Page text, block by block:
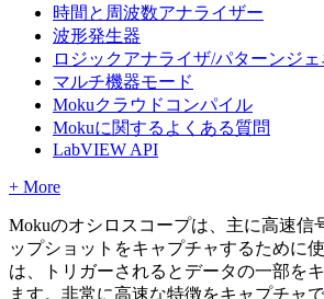
時間と周波数アナライザー
波形発生器
ロジックアナライザ/パターンジ
マルチ機器モード
Mokuクラウドコンパイル
Mokuに関するよくある質問
LabVIEW API
+ More
Mokuのオシロスコープは、主に高速信
ップショットをキャプチャするために
は、トリガーされるとデータの一部を
ます。非常に高速な特徴をキャプチャ